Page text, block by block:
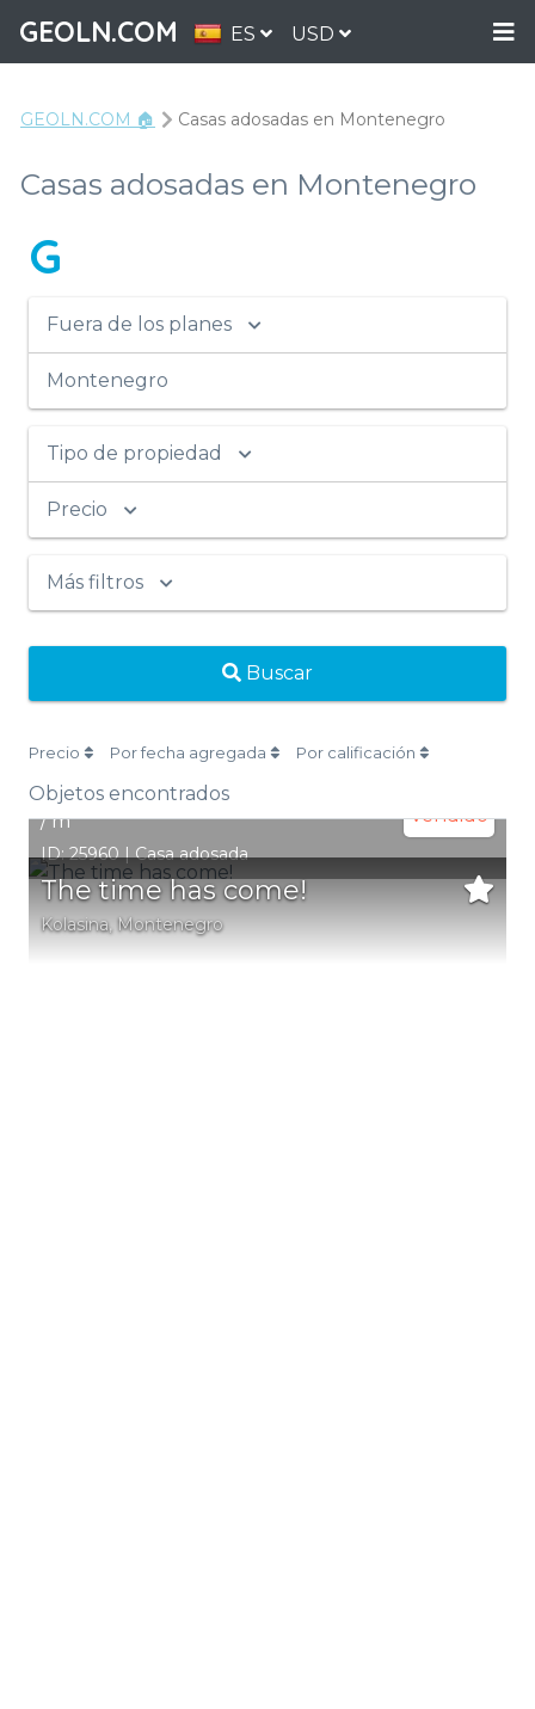
GEOLN.COM ES USD
GEOLN.COM 🏠 Casas adosadas en Montenegro
Casas adosadas en Montenegro
G
Fuera de los planes
Montenegro
Tipo de propiedad
Precio
Más filtros
Buscar
Precio Por fecha agregada Por calificación
Objetos encontrados
The time has come!
Kolasina Montenegro
/ m2 Vendido
ID: 25960 | Casa adosada